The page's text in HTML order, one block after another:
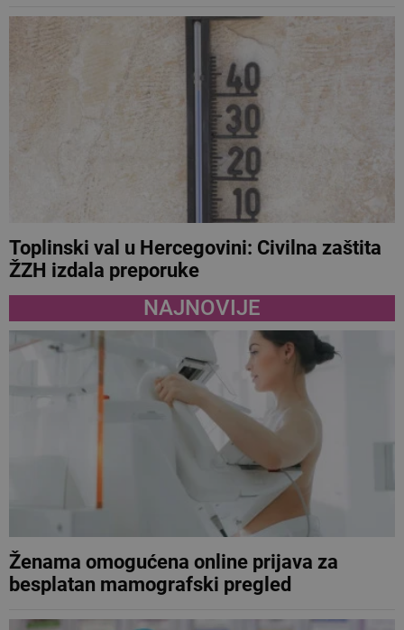
Toplinski val u Hercegovini: Civilna zaštita
ŽZH izdala preporuke
NAJNOVIJE
Ženama omogućena online prijava za
besplatan mamografski pregled